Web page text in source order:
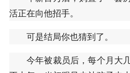
活正在向他招手。
可是结局你也猜到了。
今年被裁员后，每个月大